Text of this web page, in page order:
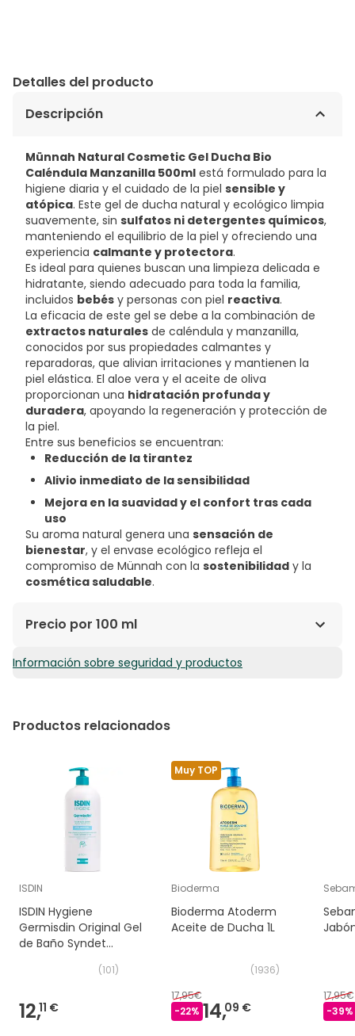
Detalles del producto
Descripción
Münnah Natural Cosmetic Gel Ducha Bio
Caléndula Manzanilla 500ml está formulado para la
higiene diaria y el cuidado de la piel sensible y
atópica. Este gel de ducha natural y ecológico limpia
suavemente, sin sulfatos ni detergentes químicos,
manteniendo el equilibrio de la piel y ofreciendo una
experiencia calmante y protectora.
Es ideal para quienes buscan una limpieza delicada e
hidratante, siendo adecuado para toda la familia,
incluidos bebés y personas con piel reactiva.
La eficacia de este gel se debe a la combinación de
extractos naturales de caléndula y manzanilla,
conocidos por sus propiedades calmantes y
reparadoras, que alivian irritaciones y mantienen la
piel elástica. El aloe vera y el aceite de oliva
proporcionan una hidratación profunda y
duradera, apoyando la regeneración y protección de
la piel.
Entre sus beneficios se encuentran:
Reducción de la tirantez
Alivio inmediato de la sensibilidad
Mejora en la suavidad y el confort tras cada
uso
Su aroma natural genera una sensación de
bienestar, y el envase ecológico refleja el
compromiso de Münnah con la sostenibilidad y la
cosmética saludable.
Precio por 100 ml
3,60€ / 100 ml
Información sobre seguridad y productos
Productos relacionados
ISDIN
ISDIN Hygiene
Germisdin Original Gel
de Baño Syndet
(101)
12,11 €
Muy TOP
Bioderma
Bioderma Atoderm
Aceite de Ducha 1L
(1936)
17,95€
-22% 14,09 €
17,95€
-39%